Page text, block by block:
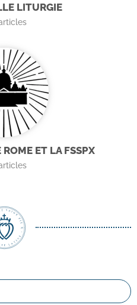
LITURGIE
ET LA FSSPX